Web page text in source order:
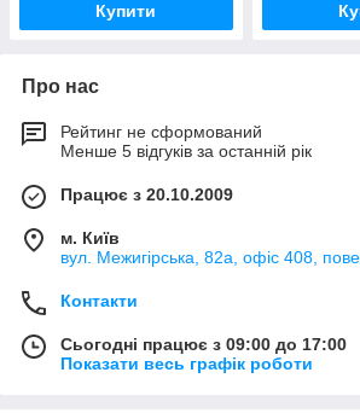
Купити
Про нас
Рейтинг не сформований
Менше 5 відгуків за останній рік
Працює з 20.10.2009
м. Київ
вул. Межигірська, 82а, офіс 408,
Контакти
Сьогодні працює з 09:00 до 17:00
Показати весь графік роботи